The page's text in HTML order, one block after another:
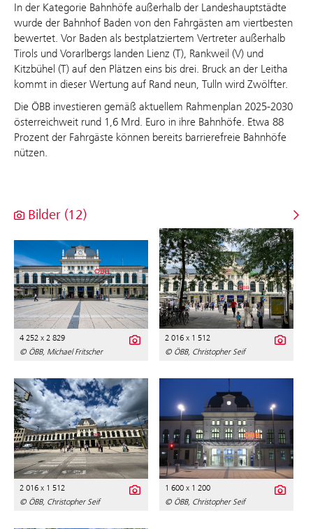
In der Kategorie Bahnhöfe außerhalb der Landeshauptstädte
wurde der Bahnhof Baden von den Fahrgästen am viertbesten
bewertet. Vor Baden als bestplatziertem Vertreter außerhalb
Tirols und Vorarlbergs landen Lienz (T), Rankweil (V) und
Kitzbühel (T) auf den Plätzen eins bis drei. Bruck an der Leitha
kommt in dieser Wertung auf Rand neun, Tulln wird Zwölfter.
Die ÖBB investieren gemäß aktuellem Rahmenplan 2025-2030
österreichweit rund 1,6 Mrd. Euro in ihre Bahnhöfe. Etwa 88
Prozent der Fahrgäste können bereits barrierefreie Bahnhöfe
nützen.
Bilder (12)
4 252 x 2 829
© ÖBB, Michael Fritscher
2 016 x 1 512
© ÖBB, Christopher Seif
2 016 x 1 512
© ÖBB, Christopher Seif
1 600 x 1 200
© ÖBB, Christopher Seif